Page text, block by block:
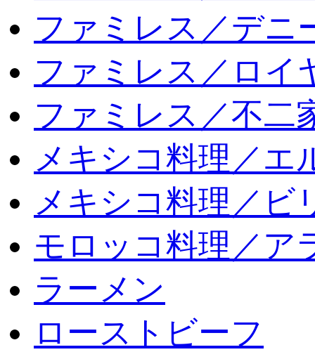
ファミレス／デニ
ファミレス／ロイ
ファミレス／不二
メキシコ料理／エ
メキシコ料理／ビ
モロッコ料理／ア
ラーメン
ローストビーフ